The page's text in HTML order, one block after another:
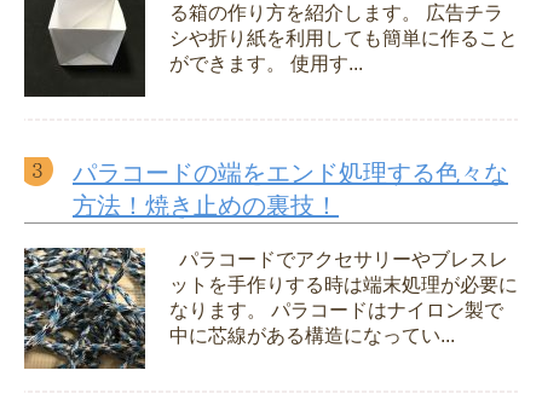
る箱の作り方を紹介します。 広告チラ
シや折り紙を利用しても簡単に作ること
ができます。 使用す...
パラコードの端をエンド処理する色々な
方法！焼き止めの裏技！
パラコードでアクセサリーやブレスレ
ットを手作りする時は端末処理が必要に
なります。 パラコードはナイロン製で
中に芯線がある構造になってい...